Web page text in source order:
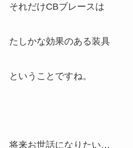
それだけCBブレースは
たしかな効果のある装具
ということですね。
将来お世話になりたい…